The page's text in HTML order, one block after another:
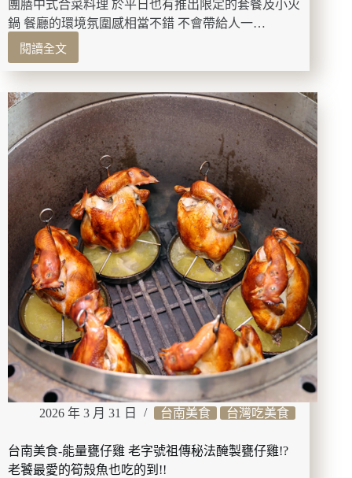
理
菜
哦
~
團膳中式合菜料理 於平日也有推出限定的套餐及小火
鍋 餐廳的環境氛圍感相當不錯 不會帶給人一…
閱讀全文
台
南
葉
陶
楊
坊
人
文
餐
廳
幽
香
的
懷
舊
氛
圍
團
膳
合
菜.
日
套
2026 年 3 月 31 日 台南美食 台灣吃美食
台南美食-能量甕仔雞 老字號祖傳秘法醃製甕仔雞!?
老饕最愛的筍殼魚也吃的到!!